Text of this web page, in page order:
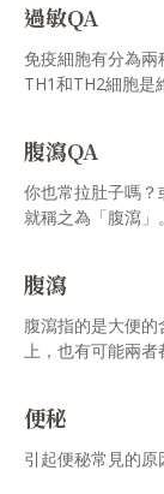
過敏QA
免疫細胞有分為
TH1和TH2細胞是
腹瀉QA
你也常拉肚子嗎
就稱之為「腹瀉」。
腹瀉
腹瀉指的是大便
上，也有可能兩者
便秘
引起便秘常見的原